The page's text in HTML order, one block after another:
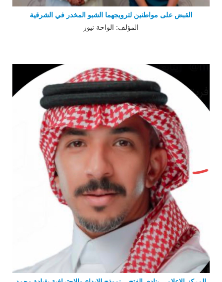
القبض على مواطنين لترويجهما الشبو المخدر في الشرقية
المؤلف: الواحة نيوز